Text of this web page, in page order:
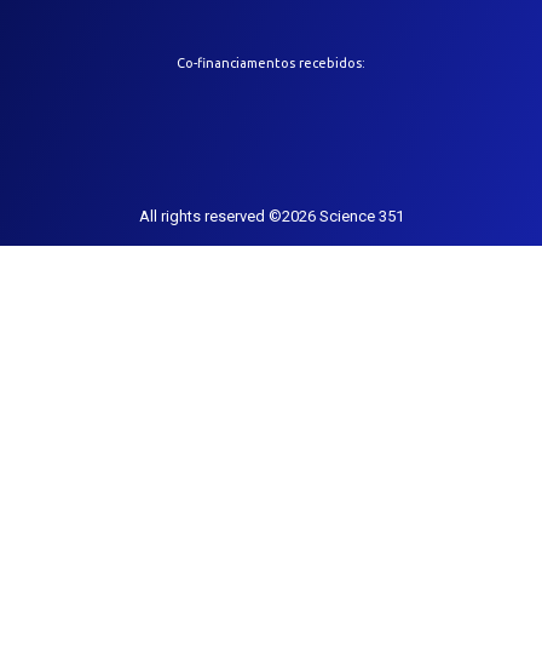
Co-financiamentos recebidos:
All rights reserved ©2026 Science 351